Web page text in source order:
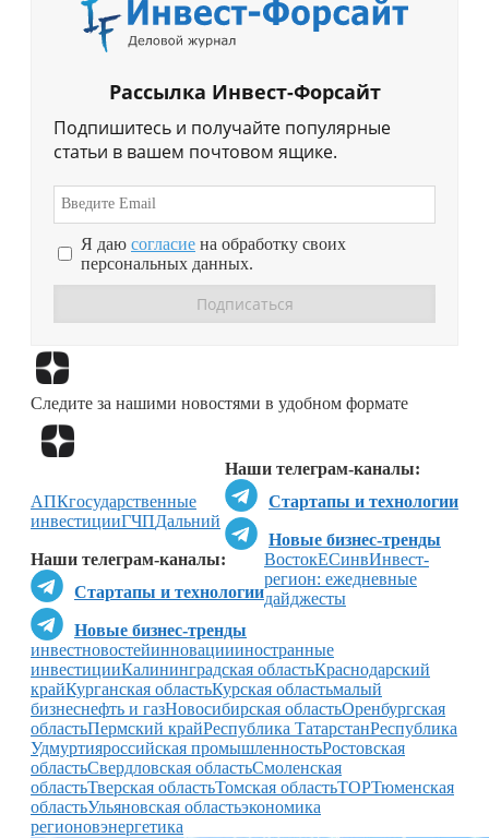
Рассылка Инвест-Форсайт
Подпишитесь и получайте популярные
статьи в вашем почтовом ящике.
Я даю согласие на обработку своих
персональных данных.
Следите за нашими новостями в удобном формате
Наши телеграм-каналы:
Стартапы и технологии
Новые бизнес-тренды
Наши телеграм-каналы:
Стартапы и технологии
Новые бизнес-тренды
АПКгосударственные
инвестицииГЧПДальний
ВостокЕСинвИнвест-
регион: ежедневные
дайджесты
инвестновостейинновациииностранные
инвестицииКалининградская областьКраснодарский
крайКурганская областьКурская областьмалый
бизнеснефть и газНовосибирская областьОренбургская
областьПермский крайРеспублика ТатарстанРеспублика
Удмуртияроссийская промышленностьРостовская
областьСвердловская областьСмоленская
областьТверская областьТомская областьТОРТюменская
областьУльяновская областьэкономика
регионовэнергетика